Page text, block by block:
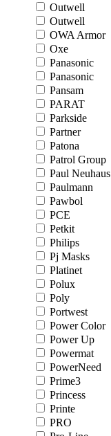
Outwell
Outwell
OWA Armor
Oxe
Panasonic
Panasonic
Pansam
PARAT
Parkside
Partner
Patona
Patrol Group
Paul Neuhaus
Paulmann
Pawbol
PCE
Petkit
Philips
Pj Masks
Platinet
Polux
Poly
Portwest
Power Color
Power Up
Powermat
PowerNeed
Prime3
Princess
Printe
PRO